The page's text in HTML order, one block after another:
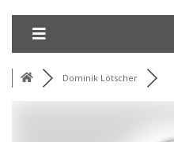
Dominik Lötscher